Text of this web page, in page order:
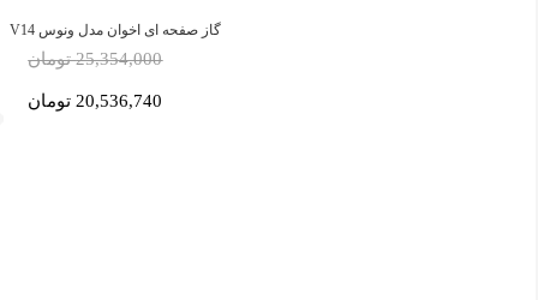
گاز صفحه ای اخوان مدل ونوس V14
25,354,000 تومان
20,536,740 تومان